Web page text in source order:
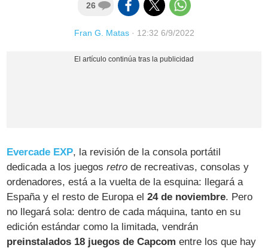
26
Fran G. Matas· 12:32 6/9/2022
Evercade EXP, la revisión de la consola portátil
dedicada a los juegosretro de recreativas, consolas y
ordenadores, está a la vuelta de la esquina: llegará a
España y el resto de Europa el24 de noviembre. Pero
no llegará sola: dentro de cada máquina, tanto en su
edición estándar como la limitada, vendrán
preinstalados 18 juegos de Capcom entre los que hay